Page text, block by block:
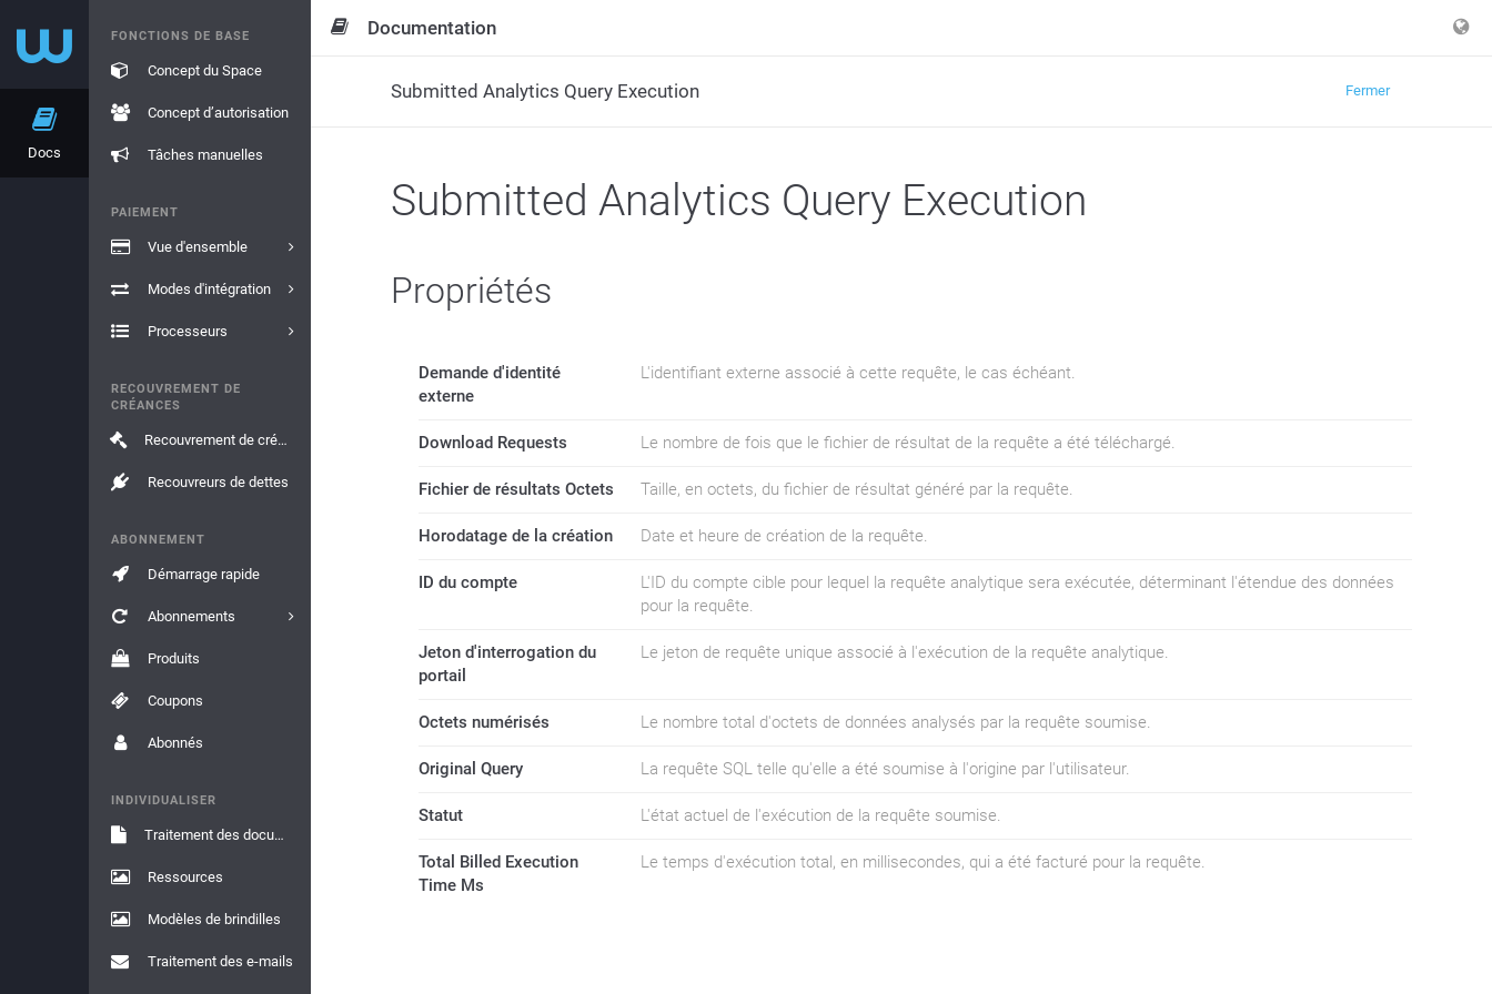
Docs
FONCTIONS DE BASE
Concept du Space
Concept d’autorisation
Tâches manuelles
PAIEMENT
Vue d'ensemble
Modes d'intégration
Processeurs
RECOUVREMENT DE
CRÉANCES
Recouvrement de créances
Recouvreurs de dettes
ABONNEMENT
Démarrage rapide
Abonnements
Produits
Coupons
Abonnés
INDIVIDUALISER
Traitement des documents
Ressources
Modèles de brindilles
Traitement des e-mails
Documentation
Submitted Analytics Query Execution Fermer
Submitted Analytics Query Execution
Propriétés
Demande d'identité
externe
L'identifiant externe associé à cette requête, le cas échéant.
Download Requests Le nombre de fois que le fichier de résultat de la requête a été téléchargé.
Fichier de résultats Octets Taille, en octets, du fichier de résultat généré par la requête.
Horodatage de la création Date et heure de création de la requête.
ID du compte
L'ID du compte cible pour lequel la requête analytique sera exécutée, déterminant l'étendue des données
pour la requête.
Jeton d'interrogation du
portail
Le jeton de requête unique associé à l'exécution de la requête analytique.
Octets numérisés Le nombre total d'octets de données analysés par la requête soumise.
Original Query La requête SQL telle qu'elle a été soumise à l'origine par l'utilisateur.
Statut L'état actuel de l'exécution de la requête soumise.
Total Billed Execution
Time Ms
Le temps d'exécution total, en millisecondes, qui a été facturé pour la requête.